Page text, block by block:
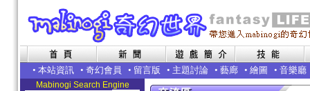
• 本站資訊 • 奇幻會員 • 留言版 • 主題討論 • 藝廊 • 繪圖 • 音樂廳
Mabinogi Search Engine